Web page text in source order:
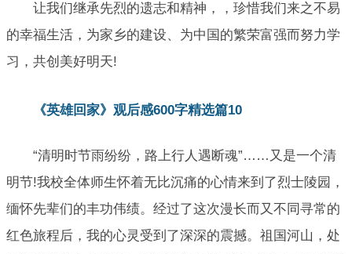
让我们继承先烈的遗志和精神，，珍惜我们来之不易
的幸福生活，为家乡的建设、为中国的繁荣富强而努力学
习，共创美好明天!
《英雄回家》观后感600字精选篇10
“清明时节雨纷纷，路上行人遇断魂”……又是一个清
明节!我校全体师生怀着无比沉痛的心情来到了烈士陵园，
缅怀先辈们的丰功伟绩。经过了这次漫长而又不同寻常的
红色旅程后，我的心灵受到了深深的震撼。祖国河山，处